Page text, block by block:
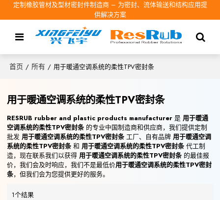
定制橡胶管材及型材密封件制造商 – 为密封、流体输送和结构应用提
供解决方案
首页 / 所有 / 用于暖通空调系统的柔性TPV密封条
用于暖通空调系统的柔性TPV密封条
RESRUB rubber and plastic products manufacturer 是用于暖通
空调系统的柔性TPV密封条 的专业中国制造商和供应商，我们提供定制
批发用于暖通空调系统的柔性TPV密封条 工厂、自有品牌用于暖通空调
系统的柔性TPV密封条 和用于暖通空调系统的柔性TPV密封条 代工制
造，现在联系我们以获得用于暖通空调系统的柔性TPV密封条 的最佳报
价，我们会及时响应，我们不是最低价用于暖通空调系统的柔性TPV密封
条，但我们会为您提供更好的服务。
1个结果